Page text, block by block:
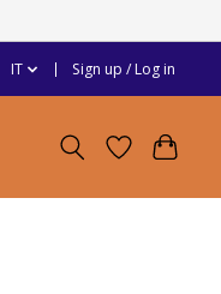
IT Sign up / Log in